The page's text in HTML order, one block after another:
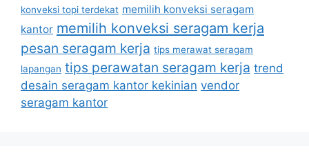
konveksi topi terdekat memilih konveksi seragam
kantor memilih konveksi seragam kerja
pesan seragam kerja tips merawat seragam
lapangan tips perawatan seragam kerja trend
desain seragam kantor kekinian vendor
seragam kantor